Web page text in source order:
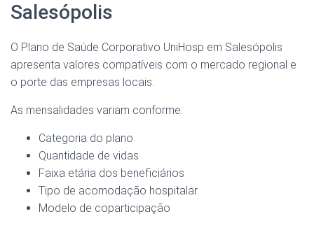
Salesópolis
O Plano de Saúde Corporativo UniHosp em Salesópolis
apresenta valores compatíveis com o mercado regional e
o porte das empresas locais.
As mensalidades variam conforme:
Categoria do plano
Quantidade de vidas
Faixa etária dos beneficiários
Tipo de acomodação hospitalar
Modelo de coparticipação